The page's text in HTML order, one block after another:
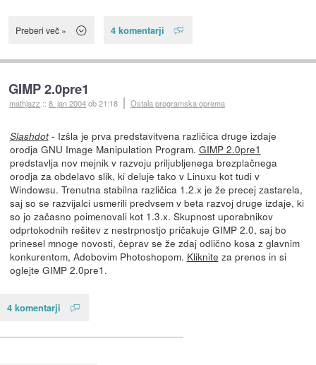
Preberi več » 4 komentarji
GIMP 2.0pre1
mathjazz ::8. jan 2004ob 21:18 Ostala programska oprema
Slashdot- Izšla je prva predstavitvena različica druge izdaje
orodja GNU Image Manipulation Program. GIMP 2.0pre1
predstavlja nov mejnik v razvoju priljubljenega brezplačnega
orodja za obdelavo slik, ki deluje tako v Linuxu kot tudi v
Windowsu. Trenutna stabilna različica 1.2.x je že precej zastarela,
saj so se razvijalci usmerili predvsem v beta razvoj druge izdaje, ki
so jo začasno poimenovali kot 1.3.x. Skupnost uporabnikov
odprtokodnih rešitev z nestrpnostjo pričakuje GIMP 2.0, saj bo
prinesel mnoge novosti, čeprav se že zdaj odlično kosa z glavnim
konkurentom, Adobovim Photoshopom. Kliknite za prenos in si
oglejte GIMP 2.0pre1.
4 komentarji